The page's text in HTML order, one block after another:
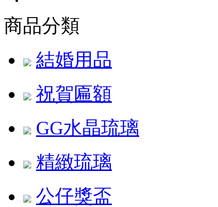
商品分類
結婚用品
祝賀匾額
GG水晶琉璃
精緻琉璃
公仔獎盃